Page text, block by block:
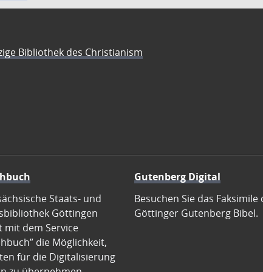
Bibliothek des Christianism
Staats- und
Göttingen
mit dem Service
die Möglichkeit,
für die Digitalisierung
Gutenberg Digital
Besuchen Sie das Faksimile
Göttinger Gutenberg Bibel.